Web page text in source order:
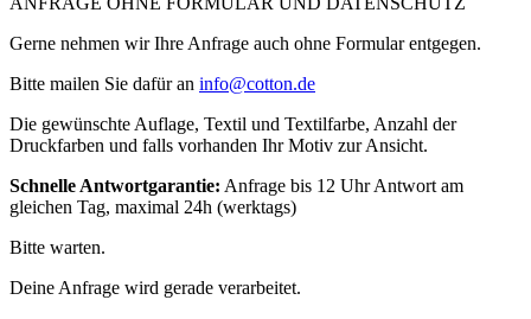
Gerne nehmen wir Ihre Anfrage auch ohne Formular entgegen.
Bitte mailen Sie dafür an info@cotton.de
Die gewünschte Auflage, Textil und Textilfarbe, Anzahl der
Druckfarben und falls vorhanden Ihr Motiv zur Ansicht.
Schnelle Antwortgarantie: Anfrage bis 12 Uhr Antwort am
gleichen Tag, maximal 24h (werktags)
Bitte warten.
Deine Anfrage wird gerade verarbeitet.